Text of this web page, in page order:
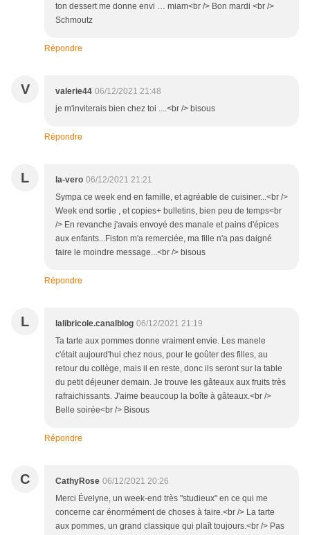
ton dessert me donne envi … miam<br /> Bon mardi <br />
Schmoutz
Répondre
V valerie44 06/12/2021 21:48
je m'inviterais bien chez toi ....<br /> bisous
Répondre
L la-vero 06/12/2021 21:21
Sympa ce week end en famille, et agréable de cuisiner...<br />
Week end sortie , et copies+ bulletins, bien peu de temps<br
/> En revanche j'avais envoyé des manale et pains d'épices
aux enfants...Fiston m'a remerciée, ma fille n'a pas daigné
faire le moindre message...<br /> bisous
Répondre
L lalibricole.canalblog 06/12/2021 21:19
Ta tarte aux pommes donne vraiment envie. Les manele
c'était aujourd'hui chez nous, pour le goûter des filles, au
retour du collège, mais il en reste, donc ils seront sur la table
du petit déjeuner demain. Je trouve les gâteaux aux fruits très
rafraichissants. J'aime beaucoup la boîte à gâteaux.<br />
Belle soirée<br /> Bisous
Répondre
C CathyRose 06/12/2021 20:26
Merci Évelyne, un week-end très "studieux" en ce qui me
concerne car énormément de choses à faire.<br /> La tarte
aux pommes, un grand classique qui plaît toujours.<br /> Pas